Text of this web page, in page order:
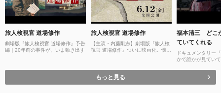
旅人検視官 道場修作
劇場版『旅人検視官 道場修作』予告
編｜20年前の事件が、いま動き出す
旅人検視官 道場修作
【主演・内藤剛志】劇場版『旅人検
視官 道場修作』ついに映画化。懐か
福本清三 どこ
ていてくれる
ドキュメンタリー
かで誰かが見てい
もっと見る